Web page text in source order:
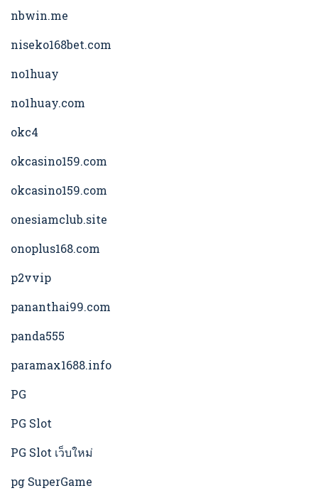
nbwin.me
niseko168bet.com
no1huay
no1huay.com
okc4
okcasino159.com
okcasino159.com
onesiamclub.site
onoplus168.com
p2vvip
pananthai99.com
panda555
paramax1688.info
PG
PG Slot
PG Slot เว็บใหม่
pg SuperGame